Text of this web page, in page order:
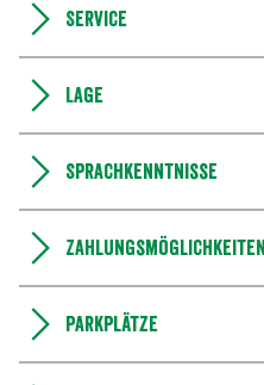
Service
Lage
Sprachkenntnisse
Zahlungsmöglichkeiten
Parkplätze